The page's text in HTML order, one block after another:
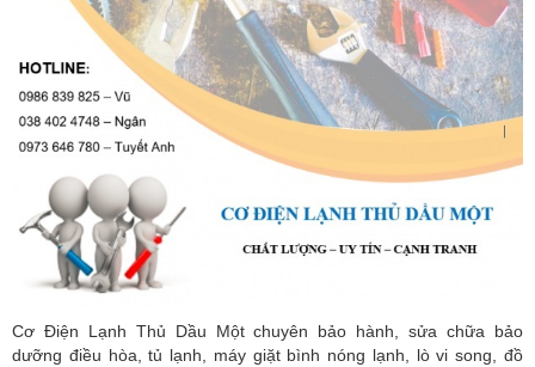
Cơ Điện Lạnh Thủ Dầu Một chuyên bảo hành, sửa chữa bảo
dưỡng điều hòa, tủ lạnh, máy giặt bình nóng lạnh, lò vi song, đồ